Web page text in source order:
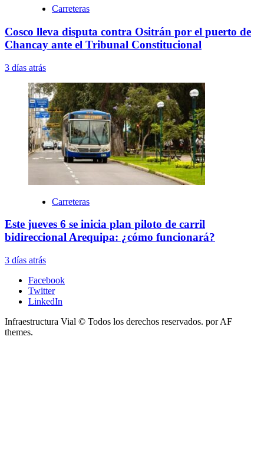
Carreteras
Cosco lleva disputa contra Ositrán por el puerto de
Chancay ante el Tribunal Constitucional
3 días atrás
Carreteras
Este jueves 6 se inicia plan piloto de carril
bidireccional Arequipa: ¿cómo funcionará?
3 días atrás
Facebook
Twitter
LinkedIn
Infraestructura Vial © Todos los derechos reservados. por AF
themes.